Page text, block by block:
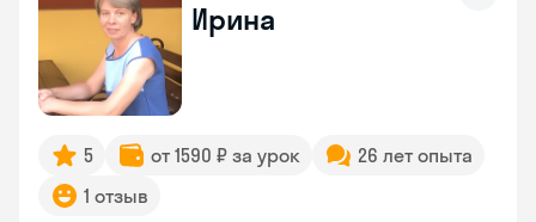
Ирина
5 от 1590 ₽ за урок
26 лет опыта
1 отзыв